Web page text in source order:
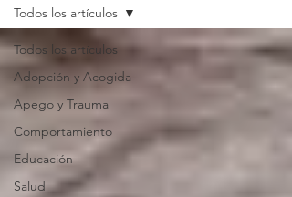
Todos los artículos
Adopción y Acogida
Apego y Trauma
Comportamiento
Educación
Salud
Todos los artículos